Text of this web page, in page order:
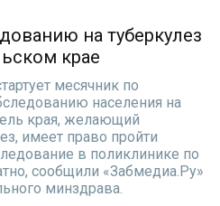
на туберкулез
крае
месячник по
населения на
края, желающий
имеет право пройти
в поликлинике по
сообщили «Забмедиа.Ру»
минздрава.